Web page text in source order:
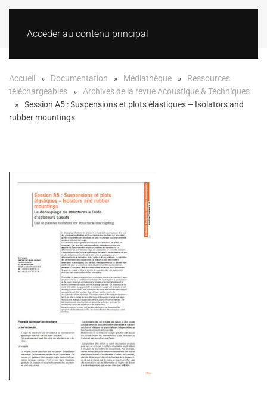
Accéder au contenu principal
Accueil Documentation Médiathèque
Ressources
téléchargeables
Archives de la revue Acoustique & Techniques
Session A5 : Suspensions et plots élastiques – Isolators and
rubber mountings